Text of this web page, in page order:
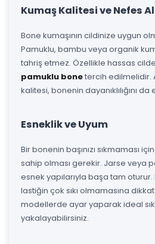
Kumaş Kalitesi ve Nefes
Bone kumaşının cildinize uygun
Pamuklu, bambu veya organik
tahriş etmez. Özellikle hassas
pamuklu bonetercih edilmelidir.
kalitesi, bonenin dayanıklılığını da
Esneklik ve Uyum
Bir bonenin başınızı sıkmaması
sahip olması gerekir. Jarse veya
esnek yapılarıyla başa tam
lastiğin çok sıkı olmamasına
modellerde ayar yaparak ideal
yakalayabilirsiniz.